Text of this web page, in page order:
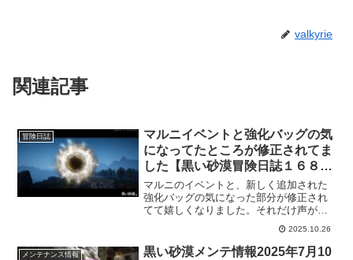
valkyrie
関連記事
冒険日誌
マルニイベントと強化バッグの気
になってたところが修正されてま
した【黒い砂漠冒険日誌１６８
３】
マルニのイベントと、新しく追加された
強化バッグの気になった部分が修正され
てて嬉しくなりました。それだけ声が多
かったのかもですが、「これはこうして
もらえると…」って思ってたのがスグに
修正されるとほんと嬉しいですね！
2025.10.26
メンテナンス情報
黒い砂漠メンテ情報2025年7月10